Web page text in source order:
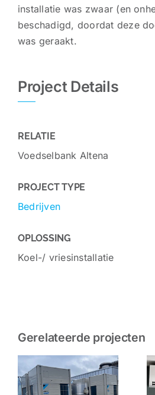
installatie was zwaar (en
beschadigd, doordat deze
was geraakt.
Project Details
RELATIE
Voedselbank Altena
PROJECT TYPE
Bedrijven
OPLOSSING
Koel-/ vriesinstallatie
Gerelateerde projecten